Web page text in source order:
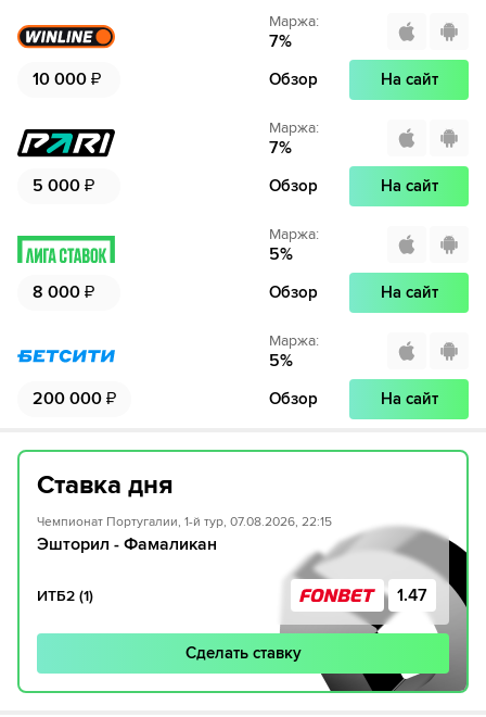
10 000 ₽
Маржа:
7%
Обзор На сайт
5 000 ₽
Маржа:
7%
Обзор На сайт
8 000 ₽
Маржа:
5%
Обзор На сайт
200 000 ₽
Маржа:
5%
Обзор На сайт
Ставка дня
Чемпионат Португалии, 1-й тур, 07.08.2026, 22:15
Эшторил - Фамаликан
ИТБ2 (1) 1.47
Сделать ставку